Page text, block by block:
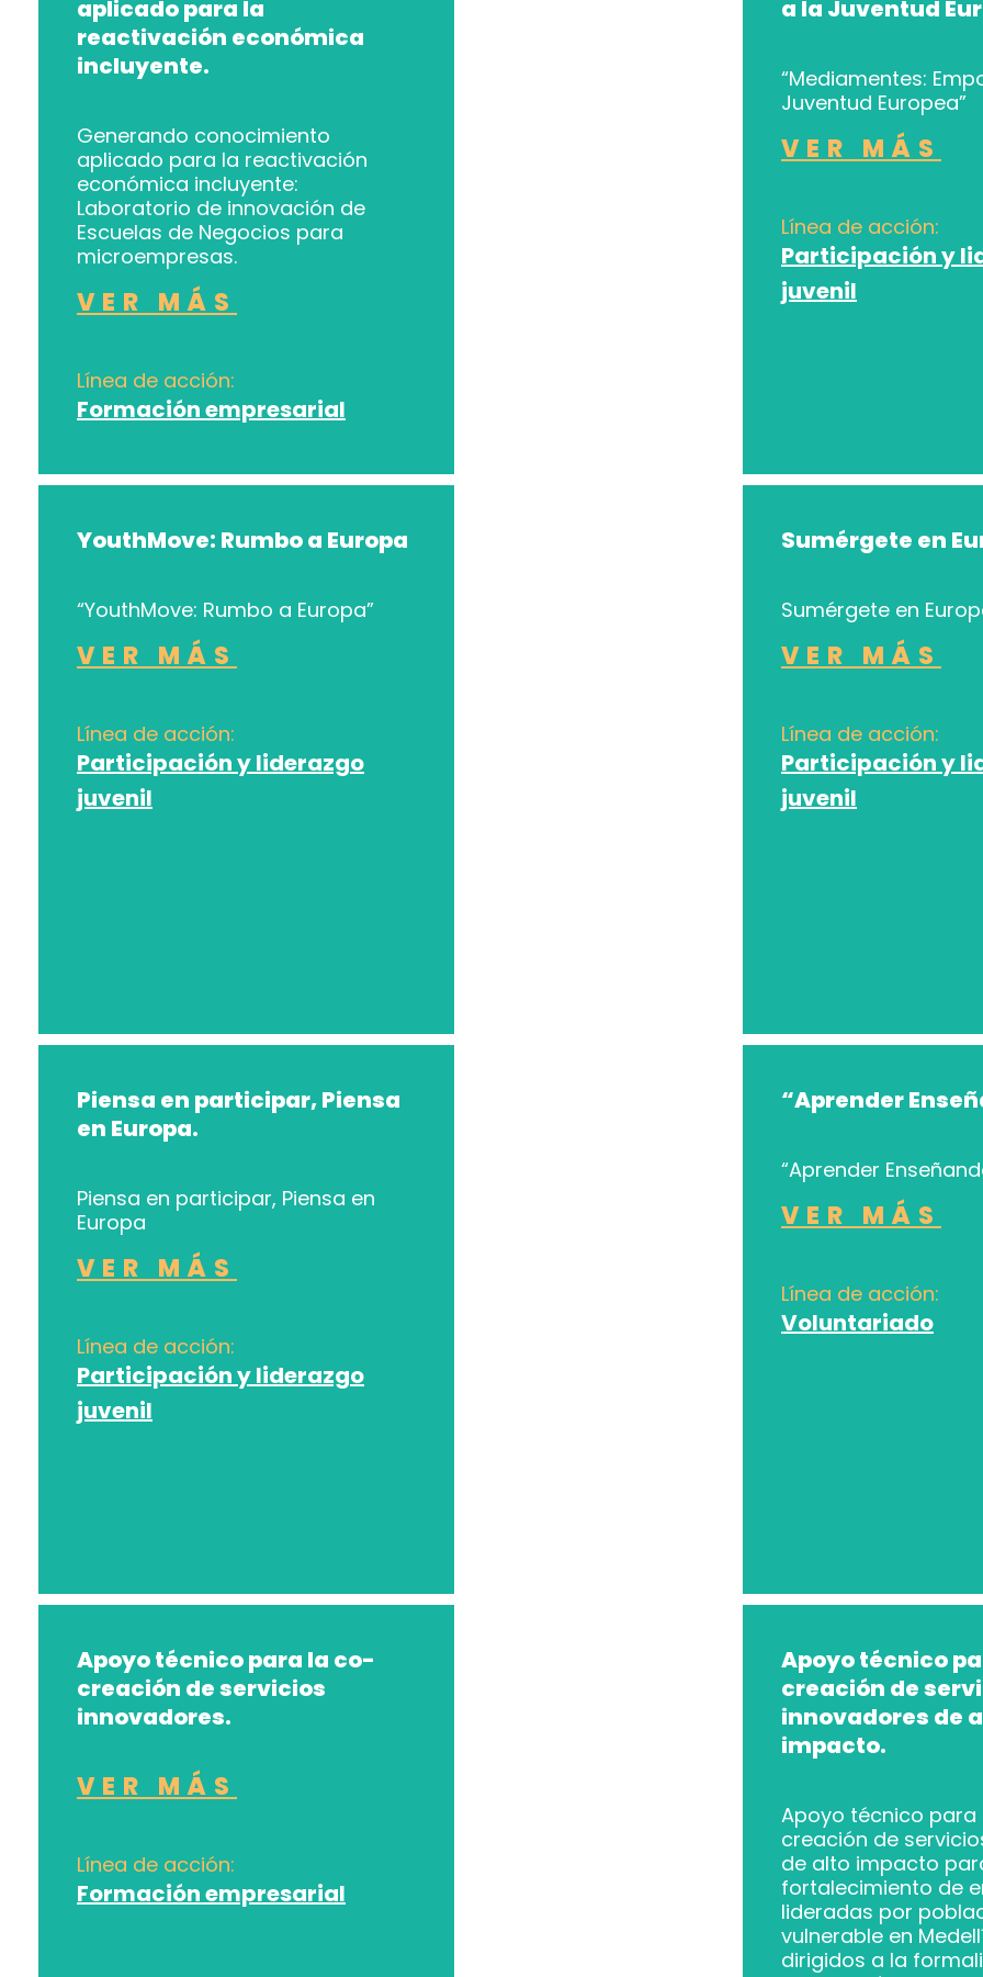
aplicado para la
reactivación económica
incluyente.
Generando conocimiento
aplicado para la reactivación
económica incluyente:
Laboratorio de innovación de
Escuelas de Negocios para
microempresas.
VER MÁS
Línea de acción:
Formación empresarial
a la Juventud
“Mediamentes:
Juventud Europea”
VER MÁS
Línea de acción:
Participación y
juvenil
YouthMove: Rumbo a Europa
“YouthMove: Rumbo a Europa”
VER MÁS
Línea de acción:
Participación y liderazgo
juvenil
Sumérgete en
Sumérgete en
VER MÁS
Línea de acción:
Participación y
juvenil
Piensa en participar, Piensa
en Europa.
Piensa en participar, Piensa en
Europa
VER MÁS
Línea de acción:
Participación y liderazgo
juvenil
“Aprender
“Aprender
VER MÁS
Línea de acción:
Voluntariado
Apoyo técnico para la co-
creación de servicios
innovadores.
VER MÁS
Línea de acción:
Formación empresarial
Apoyo técnico
creación de
innovadores de
impacto.
Apoyo técnico para
creación de
de alto impacto
fortalecimiento de
lideradas por
vulnerable en
dirigidos a la